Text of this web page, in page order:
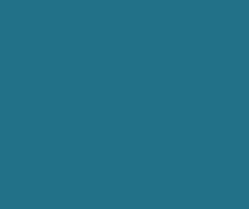
reuniões dos BRICS, na fase de formação do
chineses, sem exceção, obedecendo a um
que fosse mais agressiva em relação ao
potência reformista – cautelosamente
a impressão de que dava precedência a um
um G-2, como se dizia na época – mesmo que
Os Estados Unidos preferiram partir para uma
de Donald Trump, de 2017 a 2020, continuando
no segundo mandato de Donald Trump desde o
a China precisa ser freada. Os Estados Unidos